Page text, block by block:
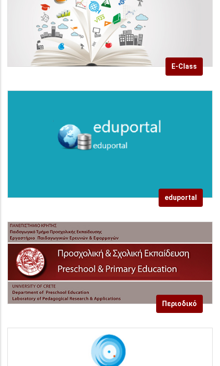
E-Class
eduportal
Περιοδικό